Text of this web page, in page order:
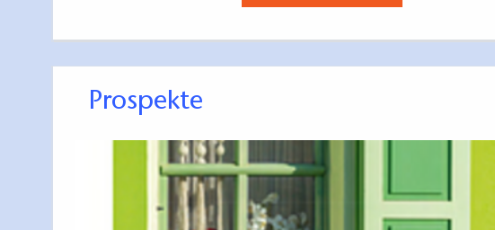
Prospekte